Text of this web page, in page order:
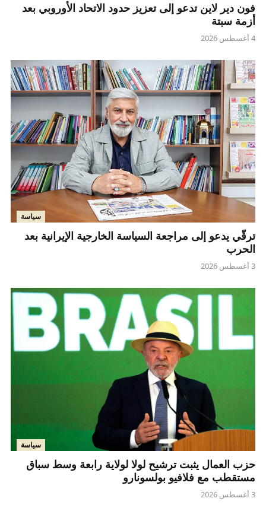
فون دير لاين تدعو إلى تعزيز حدود الاتحاد الأوروبي بعد
أزمة سبتة
4 أغسطس 2026
سياسة
ترقّي يدعو إلى مراجعة السياسة الخارجية الإيرانية بعد
الحرب
3 أغسطس 2026
سياسة
حزب العمال يثبت ترشيح لولا لولاية رابعة وسط سباق
مستقطب مع فلافيو بولسونارو
3 أغسطس 2026